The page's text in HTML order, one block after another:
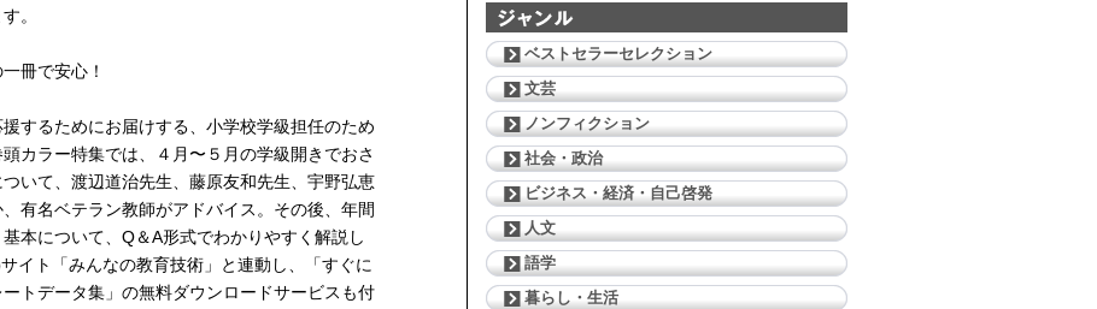
。
冊で安心！
するためにお届けする、小学校学級担任のため
カラー特集では、４月〜５月の学級開きでおさ
いて、渡辺道治先生、藤原友和先生、宇野弘恵
有名ベテラン教師がアドバイス。その後、年間
本について、Q＆A形式でわかりやすく解説し
イト「みんなの教育技術」と連動し、「すぐに
トデータ集」の無料ダウンロードサービスも付
ベストセラーセレクション
文芸
ノンフィクション
社会・政治
ビジネス・経済・自己啓発
人文
語学
暮らし・生活